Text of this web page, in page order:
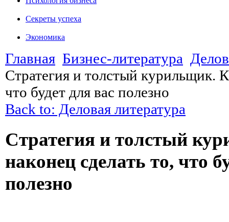
Секреты успеха
Экономика
Главная Бизнес-литература
Стратегия и толстый курильщик.
что будет для вас полезно
Back to: Деловая литература
Стратегия и толстый
наконец сделать то, что
полезно